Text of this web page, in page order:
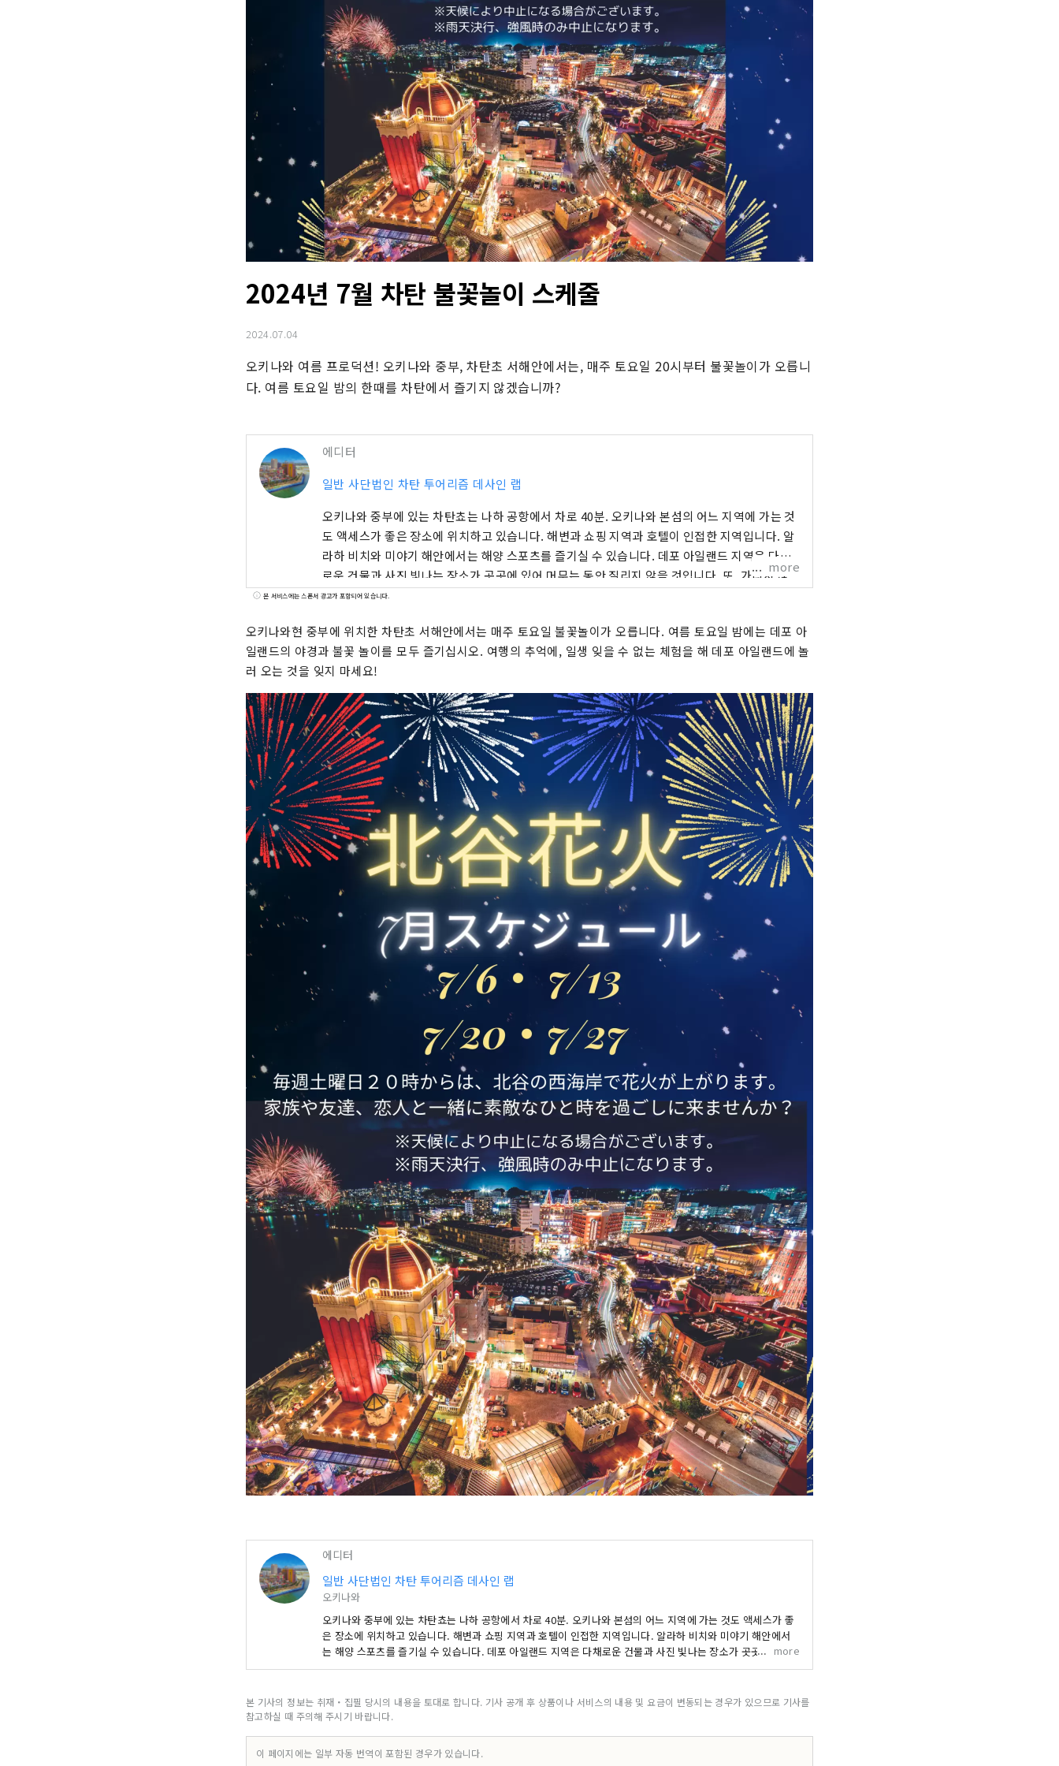
2024년 7월 차탄 불꽃놀이 스케줄
2024.07.04
오키나와 여름 프로덕션! 오키나와 중부, 차탄초 서해안에서는, 매주 토요일 20시부터 불꽃놀이가 오릅니
다. 여름 토요일 밤의 한때를 차탄에서 즐기지 않겠습니까?
에디터
일반 사단법인 차탄 투어리즘 데사인 랩
오키나와 중부에 있는 차탄쵸는 나하 공항에서 차로 40분. 오키나와 본섬의 어느 지역에 가는 것
도 액세스가 좋은 장소에 위치하고 있습니다. 해변과 쇼핑 지역과 호텔이 인접한 지역입니다. 알
라하 비치와 미야기 해안에서는 해양 스포츠를 즐기실 수 있습니다. 데포 아일랜드 지역은 다채
로운 건물과 사진 빛나는 장소가 곳곳에 있어 머무는 동안 질리지 않을 것입니다. 또, 가리지 않
고 일몰을 바라볼 수 있는 해측 산책로 보드워크에서는, 무료로 휴식할 수 있는 테이블과 의자가
멕시칸, 프랑스 요리, 일본 요리와 다양한 요리도 즐길 수있는 지역입니다.
more
본 서비스에는 스폰서 광고가 포함되어 있습니다.
오키나와현 중부에 위치한 차탄초 서해안에서는 매주 토요일 불꽃놀이가 오릅니다. 여름 토요일 밤에는 데포 아
일랜드의 야경과 불꽃 놀이를 모두 즐기십시오. 여행의 추억에, 일생 잊을 수 없는 체험을 해 데포 아일랜드에 놀
러 오는 것을 잊지 마세요!
에디터
일반 사단법인 차탄 투어리즘 데사인 랩
오키나와
오키나와 중부에 있는 차탄쵸는 나하 공항에서 차로 40분. 오키나와 본섬의 어느 지역에 가는 것도 액세스가 좋
은 장소에 위치하고 있습니다. 해변과 쇼핑 지역과 호텔이 인접한 지역입니다. 알라하 비치와 미야기 해안에서
는 해양 스포츠를 즐기실 수 있습니다. 데포 아일랜드 지역은 다채로운 건물과 사진 빛나는 장소가 곳곳에 있어
머무는 동안 질리지 않을 것입니다. 또, 가리지 않고 일몰을 바라볼 수 있는 해측 산책로 보드워크에서는, 무료로
요리와 이탈리안, 멕시칸, 프랑스 요리, 일본 요리와 다양한 요리도 즐길 수있는 지역입니다.
more
본 기사의 정보는 취재・집필 당시의 내용을 토대로 합니다. 기사 공개 후 상품이나 서비스의 내용 및 요금이 변동되는 경우가 있으므로 기사를
참고하실 때 주의해 주시기 바랍니다.
이 페이지에는 일부 자동 번역이 포함된 경우가 있습니다.